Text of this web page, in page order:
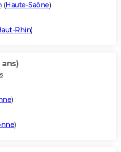
(Haute-Saône)
Rhin)
ans)
)
)